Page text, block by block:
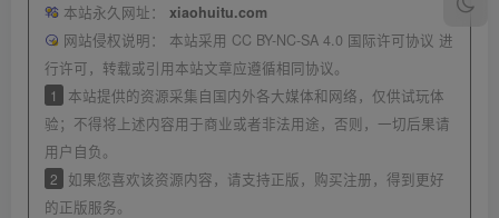
本站永久网址：
xiaohuitu.com
网站侵权说明：
本站采用 CC BY-NC-SA 4.0 国际许可协议 进
行许可，转载或引用本站文章应遵循相同协议。
1
本站提供的资源采集自国内外各大媒体和网络，仅供试玩体
验；不得将上述内容用于商业或者非法用途，否则，一切后果请
用户自负。
2
如果您喜欢该资源内容，请支持正版，购买注册，得到更好
的正版服务。